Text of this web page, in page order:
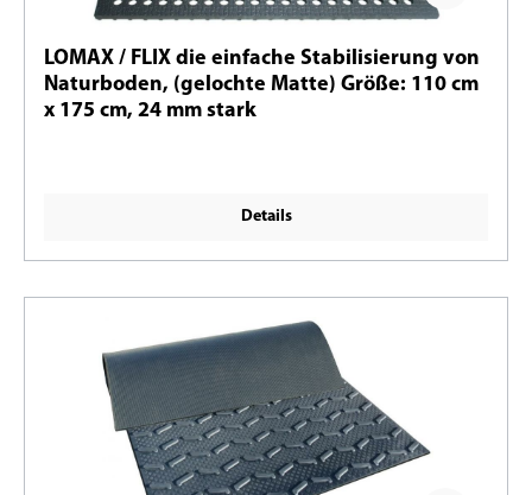
LOMAX / FLIX die einfache Stabilisierung von
Naturboden, (gelochte Matte) Größe: 110 cm
x 175 cm, 24 mm stark
Details